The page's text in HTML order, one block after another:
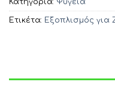
Κατηγορία: Ψυγεία
Ετικέτα: Εξοπλισμός για